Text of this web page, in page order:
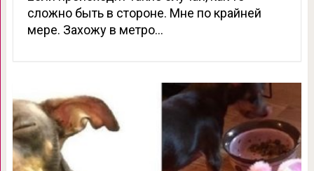
сложно быть в стороне. Мне по крайней
мере. Захожу в метро…